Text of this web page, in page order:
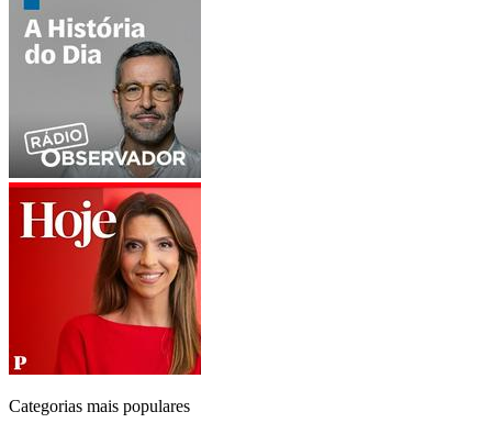
Categorias mais populares